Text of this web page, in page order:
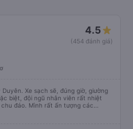
4.5
(454 đánh giá)
Xe sạch sẽ, đúng giờ, giường
biệt, đội ngũ nhân viên rất nhiệt
đáo. Mình rất ấn tượng các
Mọi người rất thân thiện, đón